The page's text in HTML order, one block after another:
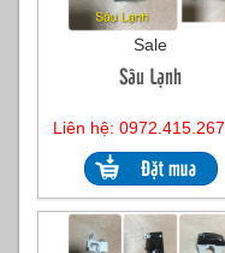
Sale
Sâu Lạnh
Liên hệ: 0972.415.267